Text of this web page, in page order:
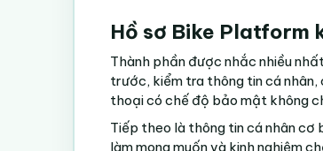
Hồ sơ Bike Platform
Thành phần được nhắc nhiều
trước, kiểm tra thông tin cá nhân,
thoại có chế độ bảo mật không
Tiếp theo là thông tin cá nhân
làm mong muốn và kinh nghiệm